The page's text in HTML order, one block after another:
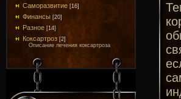
Саморазвитие [16]
Финансы [20]
Разное [14]
Коксартроз [2]
Описание лечения коксартроза